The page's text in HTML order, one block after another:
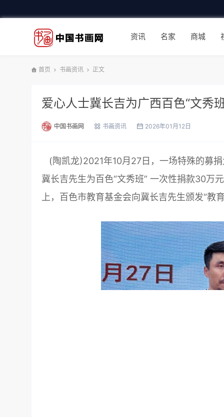
资讯 名家 商城
首页 书画资讯 正文
爱心人士冀长吉为广西百色“文秀
中国书画网 书画资讯 2026年01月12日
(陶凯龙)2021年10月27日，一场特殊的募
冀长吉先生为百色“文秀班” 一次性捐款30万
上，百色市教育基金会向冀长吉先生颁发“教